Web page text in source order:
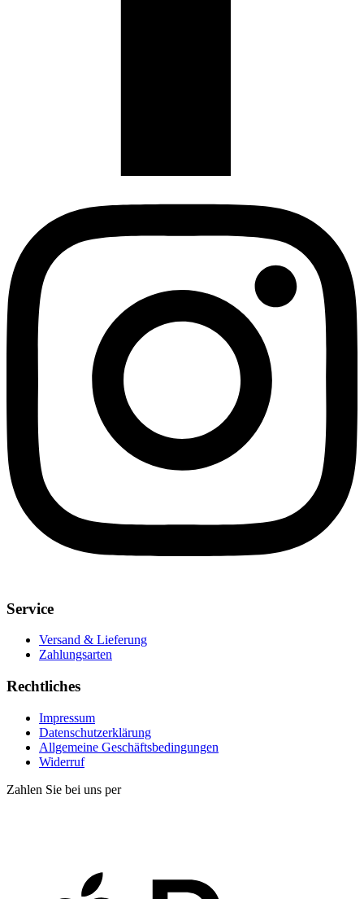
Service
Versand & Lieferung
Zahlungsarten
Rechtliches
Impressum
Datenschutzerklärung
Allgemeine Geschäftsbedingungen
Widerruf
Zahlen Sie bei uns per